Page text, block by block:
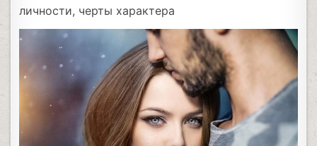
личности, черты характера